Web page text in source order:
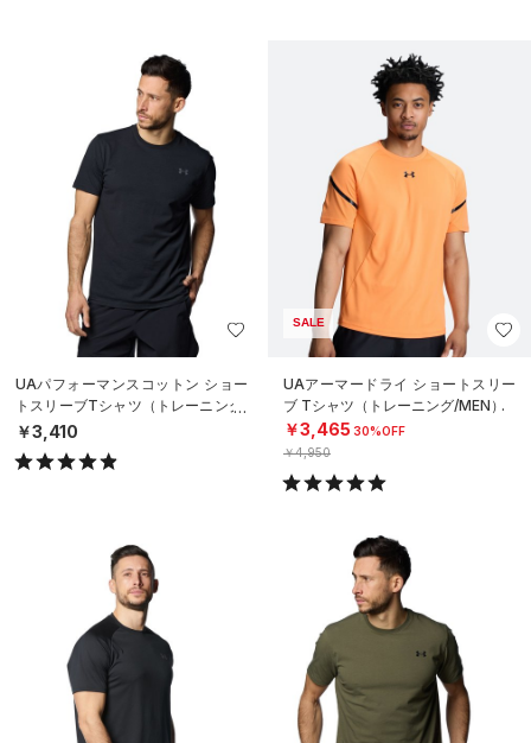
UAパフォーマンスコットン ショー
トスリーブTシャツ（トレーニング/
MEN）
￥3,410
SALE
UAアーマードライ ショートスリー
ブ Tシャツ（トレーニング/MEN）
￥3,465 30%OFF
￥4,950